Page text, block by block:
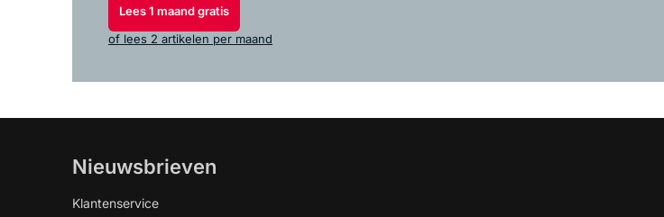
Lees 1 maand gratis
of lees 2 artikelen per maand
Nieuwsbrieven
Klantenservice